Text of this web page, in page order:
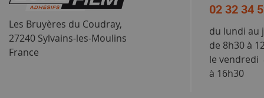
Les Bruyères du Coudray,
27240 Sylvains-les-Moulins
France
02 32 34
du lundi au
de 8h30 à
le vendredi
à 16h30